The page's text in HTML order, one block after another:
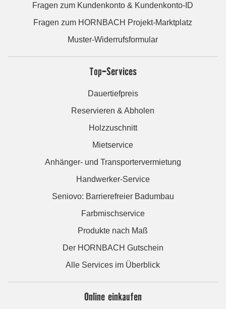
Fragen zum Kundenkonto & Kundenkonto-ID
Fragen zum HORNBACH Projekt-Marktplatz
Muster-Widerrufsformular
Top-Services
Dauertiefpreis
Reservieren & Abholen
Holzzuschnitt
Mietservice
Anhänger- und Transportervermietung
Handwerker-Service
Seniovo: Barrierefreier Badumbau
Farbmischservice
Produkte nach Maß
Der HORNBACH Gutschein
Alle Services im Überblick
Online einkaufen